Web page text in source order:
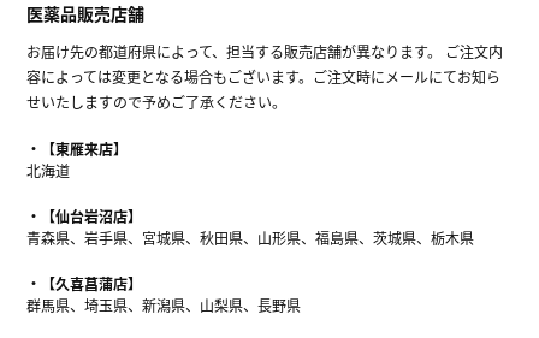
医薬品販売店舗
お届け先の都道府県によって、担当する販売店舗が異なります。 ご注文内
容によっては変更となる場合もございます。ご注文時にメールにてお知ら
せいたしますので予めご了承ください。
【東雁来店】
北海道
【仙台岩沼店】
青森県、岩手県、宮城県、秋田県、山形県、福島県、茨城県、栃木県
【久喜菖蒲店】
群馬県、埼玉県、新潟県、山梨県、長野県